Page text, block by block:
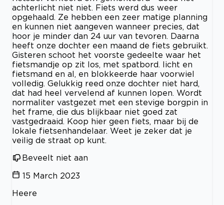
achterlicht niet niet. Fiets werd dus weer
opgehaald. Ze hebben een zeer matige planning
en kunnen niet aangeven wanneer precies, dat
hoor je minder dan 24 uur van tevoren. Daarna
heeft onze dochter een maand de fiets gebruikt.
Gisteren schoot het voorste gedeelte waar het
fietsmandje op zit los, met spatbord. licht en
fietsmand en al, en blokkeerde haar voorwiel
volledig. Gelukkig reed onze dochter niet hard,
dat had heel vervelend af kunnen lopen. Wordt
normaliter vastgezet met een stevige borgpin in
het frame, die dus blijkbaar niet goed zat
vastgedraaid. Koop hier geen fiets, maar bij de
lokale fietsenhandelaar. Weet je zeker dat je
veilig de straat op kunt.
Beveelt niet aan
15 March 2023
Heere